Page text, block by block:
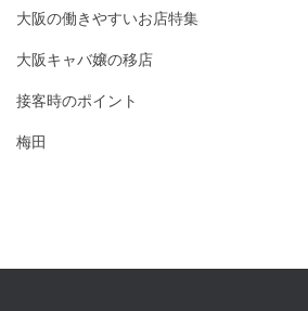
大阪の働きやすいお店特集
大阪キャバ嬢の移店
接客時のポイント
梅田